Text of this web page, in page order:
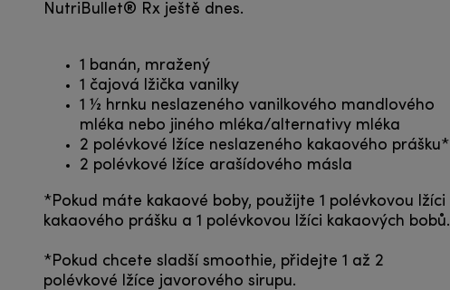
NutriBullet® Rx ještě dnes.
1 banán, mražený
1 čajová lžička vanilky
1 ½ hrnku neslazeného vanilkového mandlového
mléka nebo jiného mléka/alternativy mléka
2 polévkové lžíce neslazeného kakaového prášku*
2 polévkové lžíce arašídového másla
*Pokud máte kakaové boby, použijte 1 polévkovou lžíci
kakaového prášku a 1 polévkovou lžíci kakaových bobů.
*Pokud chcete sladší smoothie, přidejte 1 až 2
polévkové lžíce javorového sirupu.